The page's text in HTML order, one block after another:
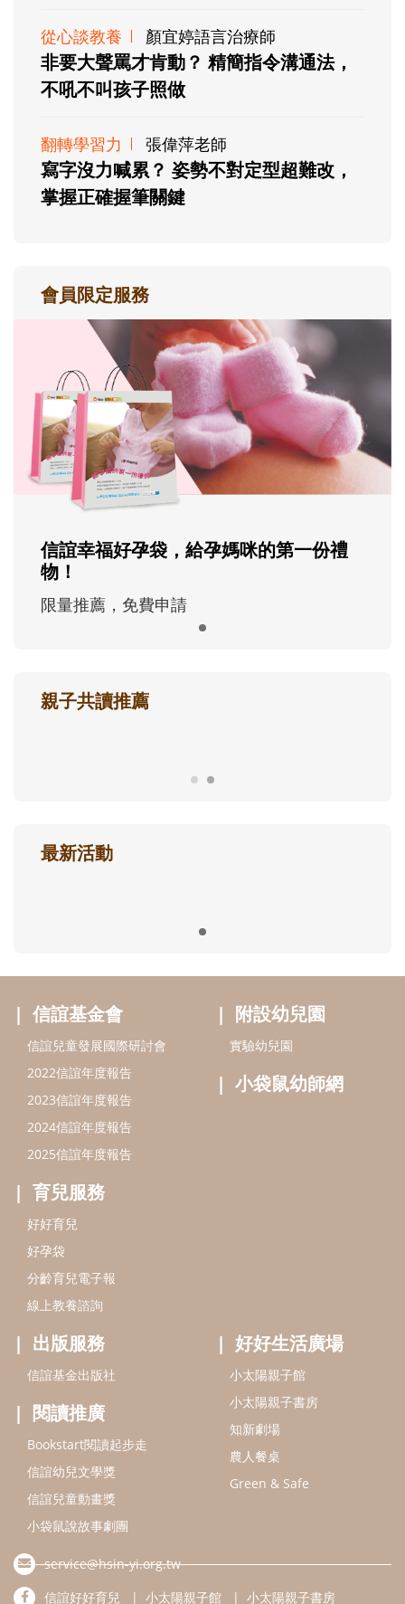
從心談教養 顏宜婷語言治療師
非要大聲罵才肯動？ 精簡指令溝通法，
不吼不叫孩子照做
翻轉學習力 張偉萍老師
寫字沒力喊累？ 姿勢不對定型超難改，
掌握正確握筆關鍵
會員限定服務
信誼幸福好孕袋，給孕媽咪的第一份禮
物！
限量推薦，免費申請
親子共讀推薦
最新活動
信誼基金會
信誼兒童發展國際研討會
2022信誼年度報告
2023信誼年度報告
2024信誼年度報告
2025信誼年度報告
育兒服務
好好育兒
好孕袋
分齡育兒電子報
線上教養諮詢
附設幼兒園
實驗幼兒園
小袋鼠幼師網
出版服務
信誼基金出版社
閱讀推廣
Bookstart閱讀起步走
信誼幼兒文學獎
信誼兒童動畫獎
小袋鼠說故事劇團
好好生活廣場
小太陽親子館
小太陽親子書房
知新劇場
農人餐桌
Green & Safe
service@hsin-yi.org.tw
信誼好好育兒
小太陽親子館 小太陽親子書房